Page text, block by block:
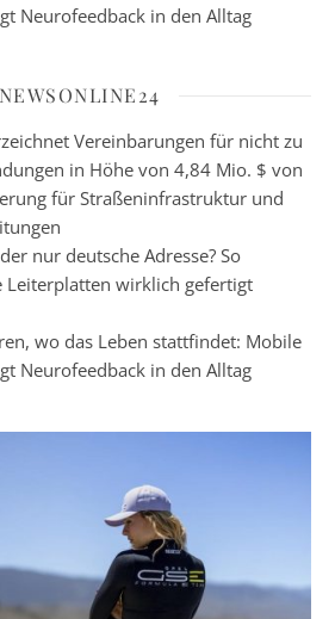
Neurofeedback in den Alltag
NEWSONLINE24
Vereinbarungen für nicht zu
in Höhe von 4,84 Mio. $ von
für Straßeninfrastruktur und
nur deutsche Adresse? So
Leiterplatten wirklich gefertigt
wo das Leben stattfindet: Mobile
Neurofeedback in den Alltag